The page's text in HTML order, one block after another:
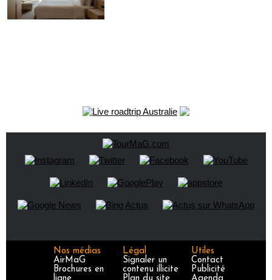
Nos médias
AirMaG
Brochures en
Légal
Signaler un
contenu illicite
Utiles
Contact
Publicité